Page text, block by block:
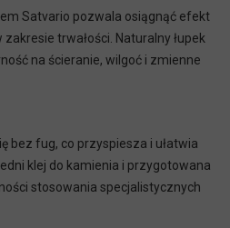
Satvario pozwala osiągnąć efekt
trwałości. Naturalny łupek
na ścieranie, wilgoć i zmienne
bez fug, co przyspiesza i ułatwia
klej do kamienia i przygotowana
stosowania specjalistycznych